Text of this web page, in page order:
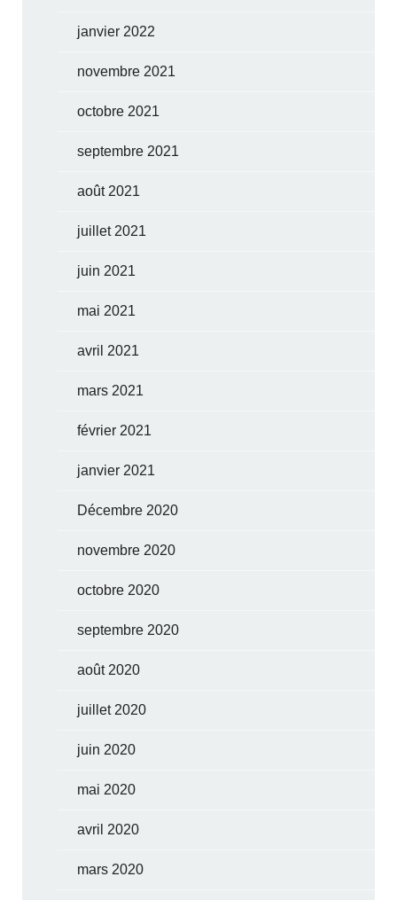
janvier 2022
novembre 2021
octobre 2021
septembre 2021
août 2021
juillet 2021
juin 2021
mai 2021
avril 2021
mars 2021
février 2021
janvier 2021
Décembre 2020
novembre 2020
octobre 2020
septembre 2020
août 2020
juillet 2020
juin 2020
mai 2020
avril 2020
mars 2020